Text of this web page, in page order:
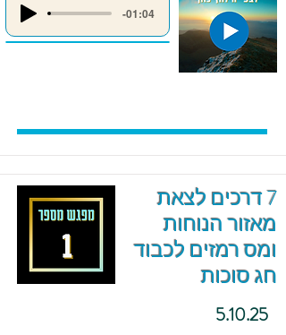
-01:04
7 דרכים לצאת
מאזור הנוחות
ומס רמזים לכבוד
חג סוכות
5.10.25